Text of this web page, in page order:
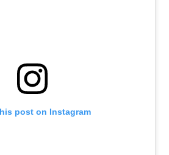
post on Instagram